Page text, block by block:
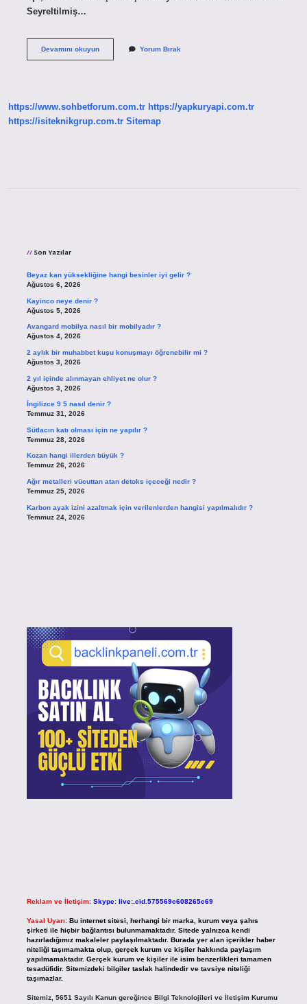
Seyreltilmiş…
Devamını okuyunAğaçlara
Yorum Bırak
https://www.sohbetforum.com.tr https://yapkuryapi.com.tr
https://isiteknikgrup.com.tr Sitemap
Son Yazılar
Beyaz kan yüksekliğine hangi besinler iyi gelir ?
Ağustos 6, 2026
Kayinco neye denir ?
Ağustos 5, 2026
Avangard mobilya nasıl bir mobilyadır ?
Ağustos 4, 2026
2 aylık bir muhabbet kuşu konuşmayı öğrenebilir mi ?
Ağustos 3, 2026
2 yıl içinde alınmayan ehliyet ne olur ?
Ağustos 3, 2026
İngilizce 9 5 nasıl denir ?
Temmuz 31, 2026
Sütlacın katı olması için ne yapılır ?
Temmuz 28, 2026
Kozan hangi illerden büyük ?
Temmuz 26, 2026
Ağır metalleri vücuttan atan detoks içeceği nedir ?
Temmuz 25, 2026
Karbon ayak izini azaltmak için verilenlerden hangisi yapılmalıdır ?
Temmuz 24, 2026
Reklam ve İletişim: Skype: live:.cid.575569c608265c69
Yasal Uyarı: Bu internet sitesi, herhangi bir marka, kurum veya şahıs
şirketi ile hiçbir bağlantısı bulunmamaktadır. Sitede yalnızca kendi
hazırladığımız makaleler paylaşılmaktadır. Burada yer alan içerikler haber
niteliği taşımamakta olup, gerçek kurum ve kişiler hakkında paylaşım
yapılmamaktadır. Gerçek kurum ve kişiler ile isim benzerlikleri tamamen
tesadüfidir. Sitemizdeki bilgiler taslak halindedir ve tavsiye niteliği
taşımazlar.
Sitemiz, 5651 Sayılı Kanun gereğince Bilgi Teknolojileri ve İletişim Kurumu